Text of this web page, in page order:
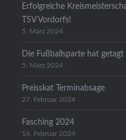
Erfolgreiche
TSV Vordorfs!
5. März 2024
Die Fußballsparte hat
5. März 2024
Preisskat Terminabsage
27. Februar 2024
Fasching 2024
16. Februar 2024